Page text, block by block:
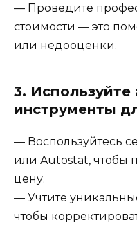
— Проведите
стоимости — это
или недооценки.
3. Используйте
инструменты
— Воспользуйтесь
или Autostat, чтобы
цену.
— Учтите
чтобы